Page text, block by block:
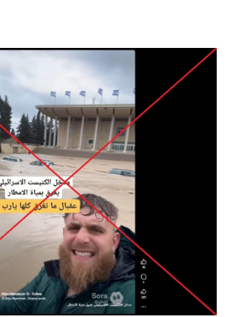
Image